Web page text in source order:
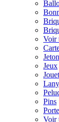
Voir
Jeux
Pins
Voir